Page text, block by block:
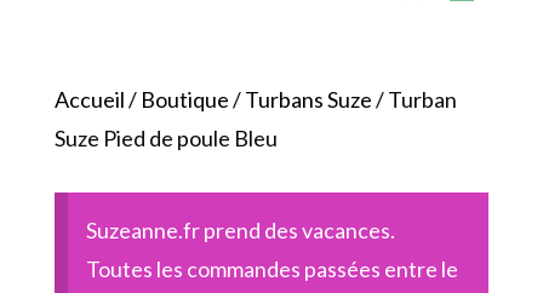
Accueil/ Boutique/Turbans Suze/ Turban
Suze Pied de poule Bleu
Suzeanne.fr prend des vacances.
Toutes les commandes passées entre le